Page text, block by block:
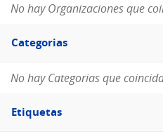
No hay Organizaciones que
Filtro
Categorias
Categorias
No hay Categorias que
Filtro
Etiquetas
Etiquetas